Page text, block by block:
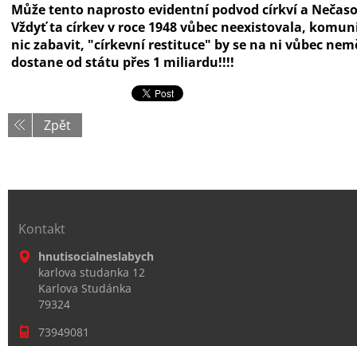
Může tento naprosto evidentní podvod církví a
Vždyť ta církev v roce 1948 vůbec neexistovala,
nic zabavit, "církevní restituce" by se na ni vůbec
dostane od státu přes 1 miliardu!!!!
Zpět
Kontakt
hnutisocialneslabych
karlova studanka 12
Karlova Studánka
79324
73949081